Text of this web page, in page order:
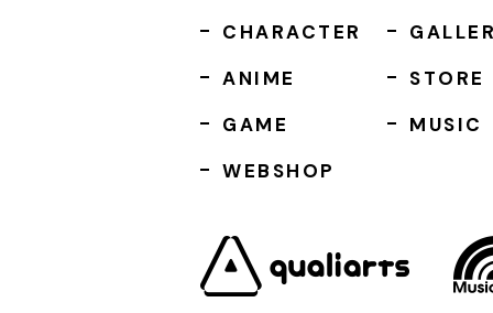
CHARACTER
ANIME
GAME
WEBSHOP
STORE
MUSIC